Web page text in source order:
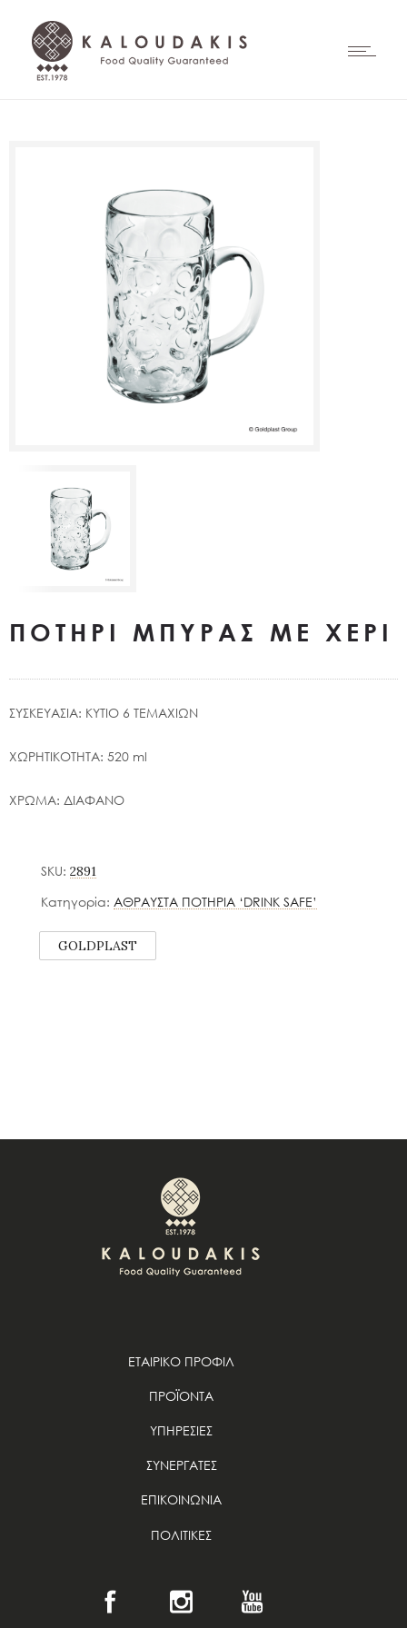
ΠΟΤΗΡΙ ΜΠΥΡΑΣ ΜΕ ΧΕΡΙ
ΣΥΣΚΕΥΑΣΙΑ: ΚΥΤΙΟ 6 ΤΕΜΑΧΙΩΝ
ΧΩΡΗΤΙΚΟΤΗΤΑ: 520 ml
ΧΡΩΜΑ: ΔΙΑΦΑΝΟ
SKU: 2891
Κατηγορία: ΑΘΡΑΥΣΤΑ ΠΟΤΗΡΙΑ ‘DRINK SAFE’
GOLDPLAST
ΕΤΑΙΡΙΚΟ ΠΡΟΦΙΛ
ΠΡΟΪΟΝΤΑ
ΥΠΗΡΕΣΙΕΣ
ΣΥΝΕΡΓΑΤΕΣ
ΕΠΙΚΟΙΝΩΝΙΑ
ΠΟΛΙΤΙΚΕΣ